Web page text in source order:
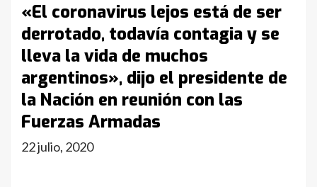
«El coronavirus lejos está de ser
derrotado, todavía contagia y se
lleva la vida de muchos
argentinos», dijo el presidente de
la Nación en reunión con las
Fuerzas Armadas
22 julio, 2020